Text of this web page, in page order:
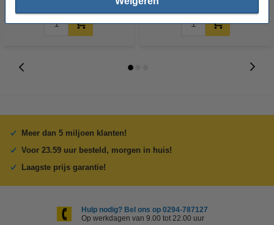
Meer dan 5 miljoen klanten!
Voor 23.59 uur besteld, morgen in huis!
Laagste prijs garantie!
Hulp nodig? Bel ons op 0294-787127
Op werkdagen van 9.00 tot 22.00 uur